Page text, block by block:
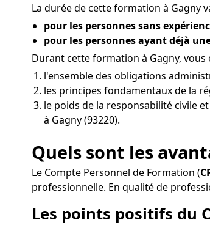
La durée de cette formation à Gagny
pour les personnes sans
pour les personnes ayant déjà
Durant cette formation à Gagny,
l'ensemble des obligations
les principes fondamentaux de la
le poids de la responsabilité civile
à Gagny (93220).
Quels sont les
Le Compte Personnel de Formation (
professionnelle. En qualité de
Les points positifs du